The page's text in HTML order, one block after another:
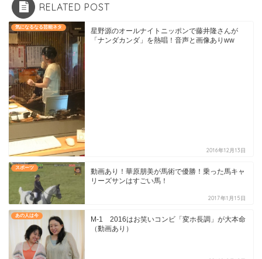
RELATED POST
気になるなる芸能ネタ
星野源のオールナイトニッポンで藤井隆さんが
「ナンダカンダ」を熱唱！音声と画像ありww
2016年12月13日
スポーツ
動画あり！華原朋美が馬術で優勝！乗った馬キャ
リーズサンはすごい馬！
2017年1月15日
あの人は今
M-1 2016はお笑いコンビ「変ホ長調」が大本命
（動画あり）